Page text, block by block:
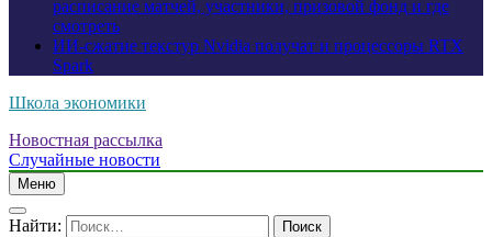
расписание матчей, участники, призовой фонд и где
смотреть
ИИ-сжатие текстур Nvidia получат и процессоры RTX
Spark
Школа экономики
Новостная рассылка
Случайные новости
Меню
Найти: